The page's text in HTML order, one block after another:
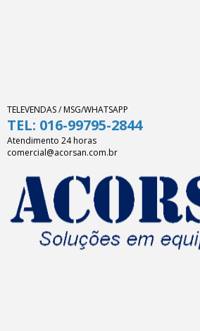
TELEVENDAS / MSG/WHATSAPP
TEL: 016-99795-2844
Atendimento 24 horas
comercial@acorsan.com.br